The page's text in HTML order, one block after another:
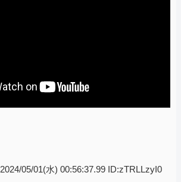
2024/05/01(水) 00:56:37.99 ID:zTRLLzyI0